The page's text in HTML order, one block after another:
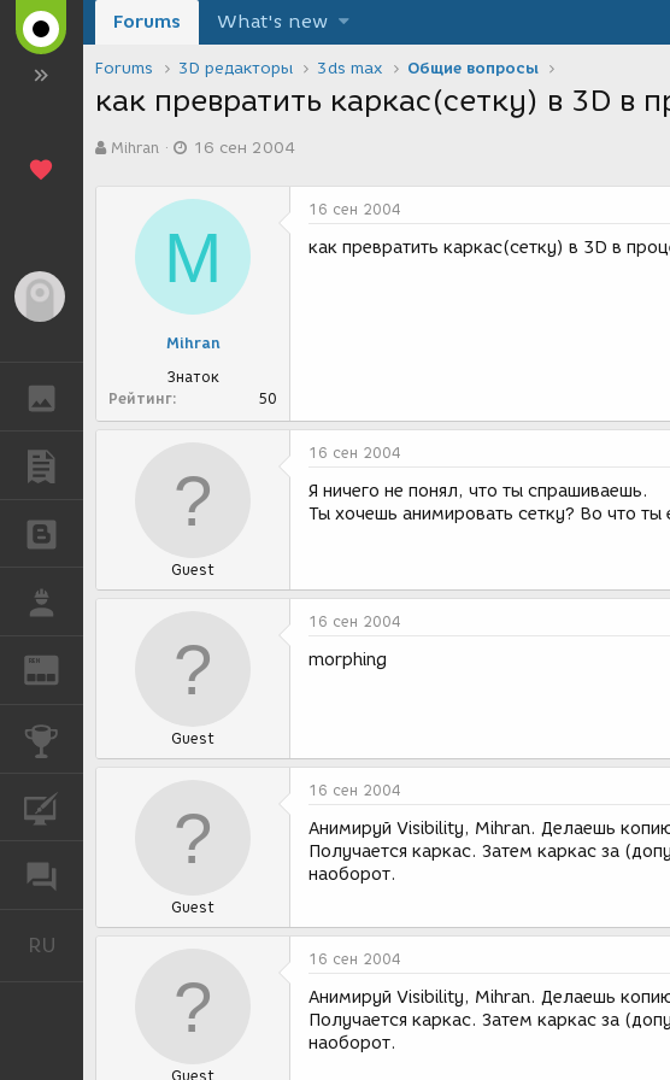
ГАЛЕРЕЯ
REN
КОНКУРСЫ
RU
Forums What's new
Forums 3D редакторы 3ds max Общие вопросы
как превратить каркас(сетку) в 3D в
в
Mihran
а
а
з
д
и
я
16 сен 2004
M
Mihran
Знаток
Рейтинг
50
16 сен 2004
как превратить каркас(сетку) в 3D в
Guest
16 сен 2004
Я ничего не понял, что ты спрашиваешь.
Ты хочешь анимировать сетку? Во что ты
Guest
16 сен 2004
morphing
Guest
16 сен 2004
Анимируй Visibility, Mihran. Делаешь
Получается каркас. Затем каркас за
наоборот.
Guest
16 сен 2004
Анимируй Visibility, Mihran. Делаешь
Получается каркас. Затем каркас за
наоборот.